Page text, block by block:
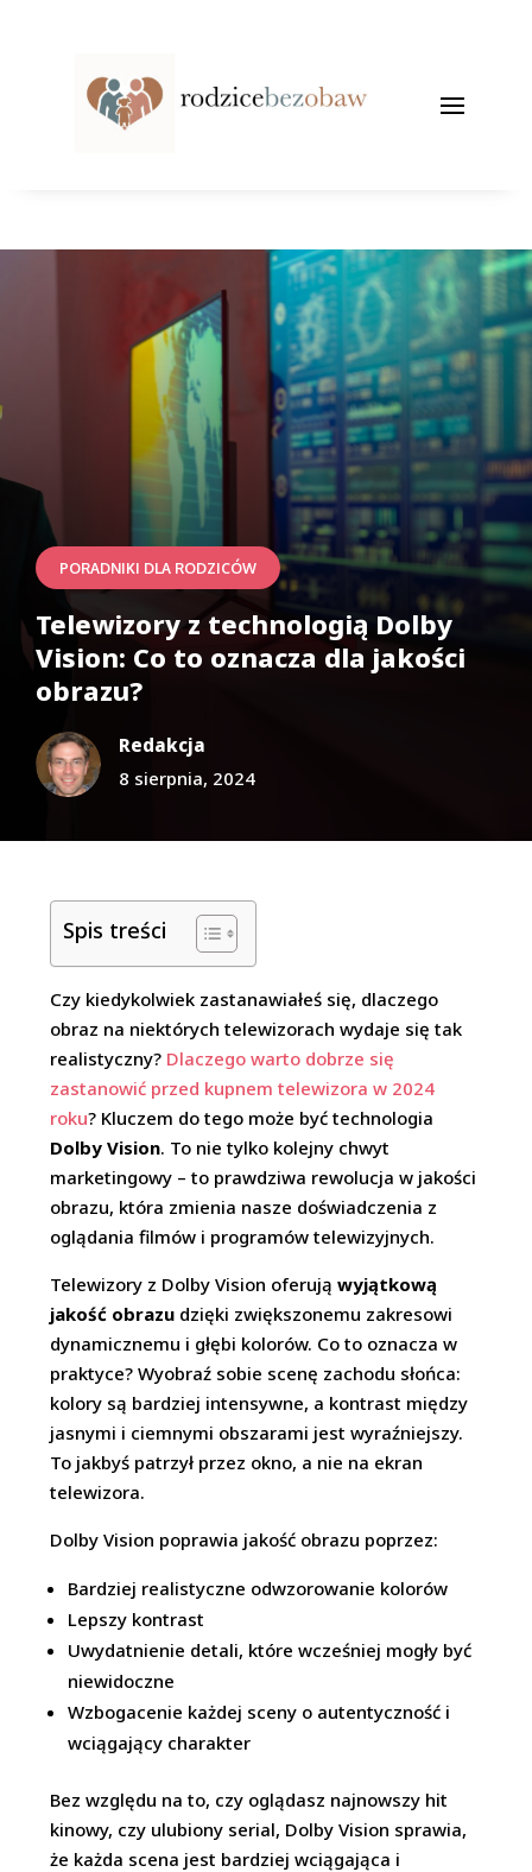
PORADNIKI DLA RODZICÓW
Telewizory z technologią Dolby
Vision: Co to oznacza dla jakości
obrazu?
Redakcja
8 sierpnia, 2024
Spis treści
Czy kiedykolwiek zastanawiałeś się, dlaczego
obraz na niektórych telewizorach wydaje się tak
realistyczny? Dlaczego warto dobrze się
zastanowić przed kupnem telewizora w 2024
roku? Kluczem do tego może być technologia
Dolby Vision. To nie tylko kolejny chwyt
marketingowy – to prawdziwa rewolucja w jakości
obrazu, która zmienia nasze doświadczenia z
oglądania filmów i programów telewizyjnych.
Telewizory z Dolby Vision oferująwyjątkową
jakość obrazu dzięki zwiększonemu zakresowi
dynamicznemu i głębi kolorów. Co to oznacza w
praktyce? Wyobraź sobie scenę zachodu słońca:
kolory są bardziej intensywne, a kontrast między
jasnymi i ciemnymi obszarami jest wyraźniejszy.
To jakbyś patrzył przez okno, a nie na ekran
telewizora.
Dolby Vision poprawia jakość obrazu poprzez:
Bardziej realistyczne odwzorowanie kolorów
Lepszy kontrast
Uwydatnienie detali, które wcześniej mogły być
niewidoczne
Wzbogacenie każdej sceny o autentyczność i
wciągający charakter
Bez względu na to, czy oglądasz najnowszy hit
kinowy, czy ulubiony serial, Dolby Vision sprawia,
że każda scena jest bardziej wciągająca i